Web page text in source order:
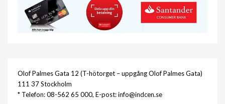
Olof Palmes Gata 12 (T-hötorget – uppgång Olof Palmes Gata)
111 37 Stockholm
* Telefon: 08-562 65 000, E-post: info@indcen.se